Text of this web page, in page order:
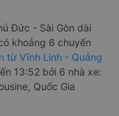
Đức - Sài Gòn dài
khoảng 6 chuyến
từ Vĩnh Linh - Quảng
13:52 bởi 6 nhà xe:
Quốc Gia